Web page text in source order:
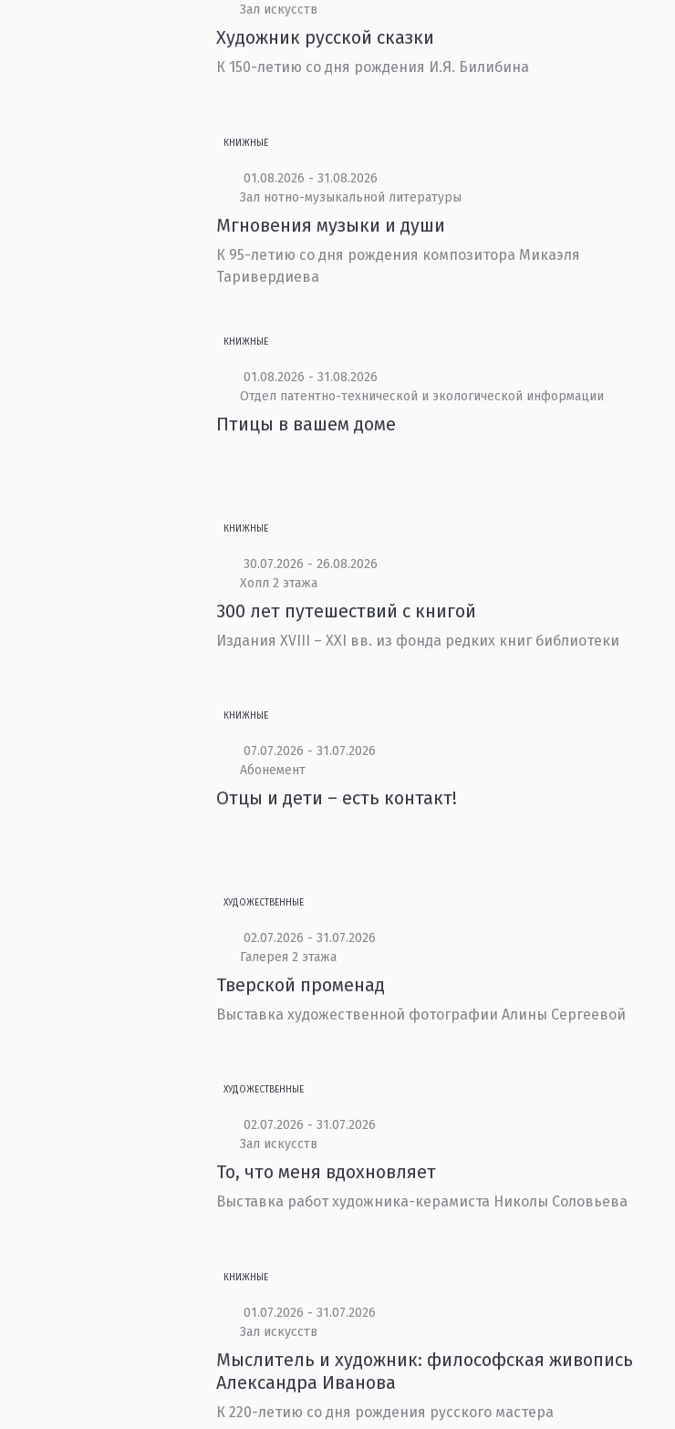
Зал искусств
Художник русской сказки
К 150-летию со дня рождения И.Я. Билибина
КНИЖНЫЕ
01.08.2026 - 31.08.2026
Зал нотно-музыкальной литературы
Мгновения музыки и души
К 95-летию со дня рождения композитора Микаэля
Таривердиева
КНИЖНЫЕ
01.08.2026 - 31.08.2026
Отдел патентно-технической и экологической информации
Птицы в вашем доме
КНИЖНЫЕ
30.07.2026 - 26.08.2026
Холл 2 этажа
300 лет путешествий с книгой
Издания XVIII – XXI вв. из фонда редких книг библиотеки
КНИЖНЫЕ
07.07.2026 - 31.07.2026
Абонемент
Отцы и дети – есть контакт!
ХУДОЖЕСТВЕННЫЕ
02.07.2026 - 31.07.2026
Галерея 2 этажа
Тверской променад
Выставка художественной фотографии Алины Сергеевой
ХУДОЖЕСТВЕННЫЕ
02.07.2026 - 31.07.2026
Зал искусств
То, что меня вдохновляет
Выставка работ художника-керамиста Николы Соловьева
КНИЖНЫЕ
01.07.2026 - 31.07.2026
Зал искусств
Мыслитель и художник: философская живопись
Александра Иванова
К 220-летию со дня рождения русского мастера